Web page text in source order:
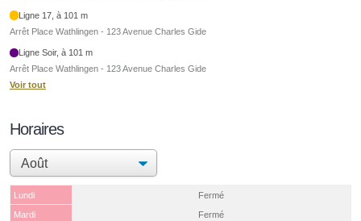
Ligne 17, à 101 m
Arrêt Place Wathlingen - 123 Avenue Charles Gide
Ligne Soir, à 101 m
Arrêt Place Wathlingen - 123 Avenue Charles Gide
Voir tout
Horaires
Lundi
Fermé
Mardi
Fermé